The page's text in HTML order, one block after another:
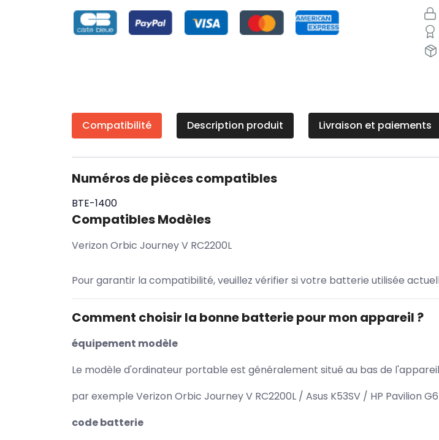
Compatibilité Description produit Livraison et paiements
Numéros de pièces compatibles
BTE-1400
Compatibles Modèles
Verizon Orbic Journey V RC2200L
Pour garantir la compatibilité, veuillez vérifier si votre batterie utilisée
Comment choisir la bonne batterie pour mon appareil ?
équipement modèle
Le modèle d'ordinateur portable est généralement situé au bas de
par exemple Verizon Orbic Journey V RC2200L / Asus K53SV / HP Pavilion
code batterie